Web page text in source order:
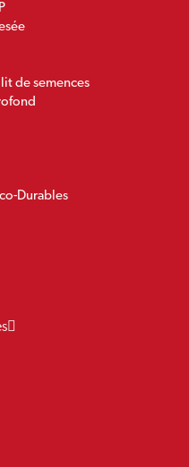
de semences
Durables